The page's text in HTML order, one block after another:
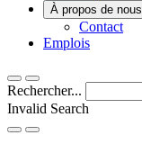
À propos de nous
Contact
Emplois
Rechercher...
Invalid Search
Submit